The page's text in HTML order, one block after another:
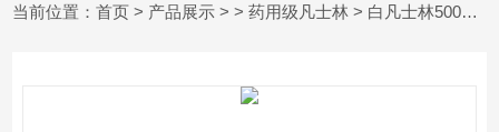
当前位置：首页 > 产品展示 > >药用级凡士林 > 白凡士林500克 护肤品常用基质辅料